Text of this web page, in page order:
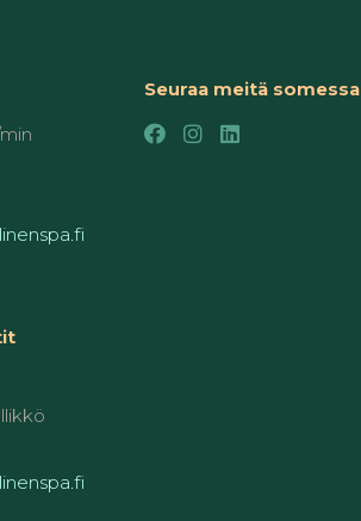
Seuraa meitä somessa